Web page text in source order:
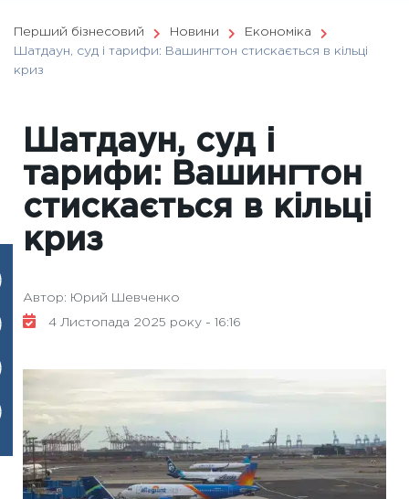
Перший бізнесовий Новини
Економіка
Шатдаун, суд і тарифи: Вашингтон стискається в кільці
криз
Шатдаун, суд і
тарифи: Вашингтон
стискається в кільці
криз
Автор: Юрий Шевченко
4 Листопада 2025 року - 16:16